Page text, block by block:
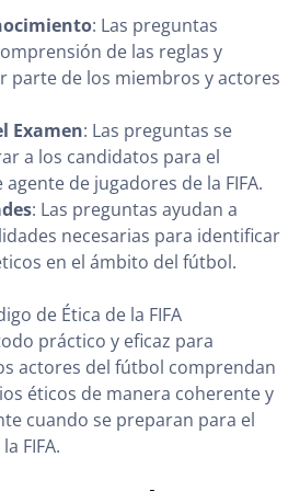
: Las preguntas
de las reglas y
parte de los miembros y actores
Examen: Las preguntas se
a los candidatos para el
de jugadores de la FIFA.
: Las preguntas ayudan a
necesarias para identificar
en el ámbito del fútbol.
de Ética de la FIFA
práctico y eficaz para
actores del fútbol comprendan
éticos de manera coherente y
cuando se preparan para el
FIFA.